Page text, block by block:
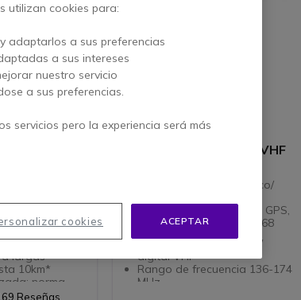
Uso
sin cuota
a largas
10km*
norma
a chorros de
Reseñas
Kenwood NX-3200E2 VHF
Walkie talkie VHF analógico/
teclado reducido, receptor GPS,
bluetooth y certificación IP68
Walkie talkie analógico/
digital VHF
Rango de frecuencia 136-174
MHz
utilizan cookies para:
adaptarlos a sus preferencias
a sus intereses
nuestro servicio
a sus preferencias.
servicios pero la experiencia será más
ACEPTAR
cookies